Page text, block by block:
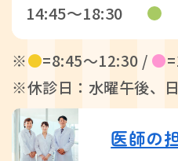
14:45〜18:30
※●=8:45〜12:30 / ●
※休診日：水曜午後、
医師の